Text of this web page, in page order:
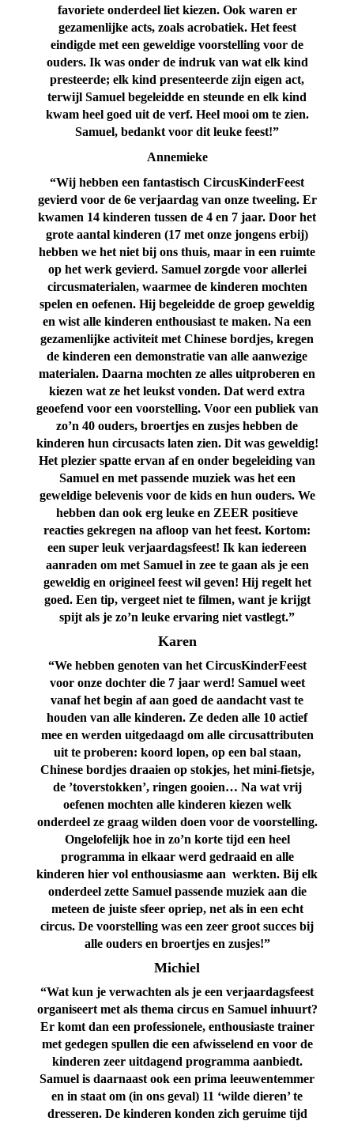
favoriete onderdeel liet kiezen. Ook waren er
gezamenlijke acts, zoals acrobatiek. Het feest
eindigde met een geweldige voorstelling voor de
ouders. Ik was onder de indruk van wat elk kind
presteerde; elk kind presenteerde zijn eigen act,
terwijl Samuel begeleidde en steunde en elk kind
kwam heel goed uit de verf. Heel mooi om te zien.
Samuel, bedankt voor dit leuke feest!”
Annemieke
“Wij hebben een fantastisch CircusKinderFeest
gevierd voor de 6e verjaardag van onze tweeling. Er
kwamen 14 kinderen tussen de 4 en 7 jaar. Door het
grote aantal kinderen (17 met onze jongens erbij)
hebben we het niet bij ons thuis, maar in een ruimte
op het werk gevierd. Samuel zorgde voor allerlei
circusmaterialen, waarmee de kinderen mochten
spelen en oefenen. Hij begeleidde de groep geweldig
en wist alle kinderen enthousiast te maken. Na een
gezamenlijke activiteit met Chinese bordjes, kregen
de kinderen een demonstratie van alle aanwezige
materialen. Daarna mochten ze alles uitproberen en
kiezen wat ze het leukst vonden. Dat werd extra
geoefend voor een voorstelling. Voor een publiek van
zo’n 40 ouders, broertjes en zusjes hebben de
kinderen hun circusacts laten zien. Dit was geweldig!
Het plezier spatte ervan af en onder begeleiding van
Samuel en met passende muziek was het een
geweldige belevenis voor de kids en hun ouders. We
hebben dan ook erg leuke en ZEER positieve
reacties gekregen na afloop van het feest. Kortom:
een super leuk verjaardagsfeest! Ik kan iedereen
aanraden om met Samuel in zee te gaan als je een
geweldig en origineel feest wil geven! Hij regelt het
goed. Een tip, vergeet niet te filmen, want je krijgt
spijt als je zo’n leuke ervaring niet vastlegt.”
Karen
“We hebben genoten van het CircusKinderFeest
voor onze dochter die 7 jaar werd! Samuel weet
vanaf het begin af aan goed de aandacht vast te
houden van alle kinderen. Ze deden alle 10 actief
mee en werden uitgedaagd om alle circusattributen
uit te proberen: koord lopen, op een bal staan,
Chinese bordjes draaien op stokjes, het mini-fietsje,
de ’toverstokken’, ringen gooien… Na wat vrij
oefenen mochten alle kinderen kiezen welk
onderdeel ze graag wilden doen voor de voorstelling.
Ongelofelijk hoe in zo’n korte tijd een heel
programma in elkaar werd gedraaid en alle
kinderen hier vol enthousiasme aan werkten. Bij elk
onderdeel zette Samuel passende muziek aan die
meteen de juiste sfeer opriep, net als in een echt
circus. De voorstelling was een zeer groot succes bij
alle ouders en broertjes en zusjes!”
Michiel
“Wat kun je verwachten als je een verjaardagsfeest
organiseert met als thema circus en Samuel inhuurt?
Er komt dan een professionele, enthousiaste trainer
met gedegen spullen die een afwisselend en voor de
kinderen zeer uitdagend programma aanbiedt.
Samuel is daarnaast ook een prima leeuwentemmer
en in staat om (in ons geval) 11 ‘wilde dieren’ te
dresseren. De kinderen konden zich geruime tijd